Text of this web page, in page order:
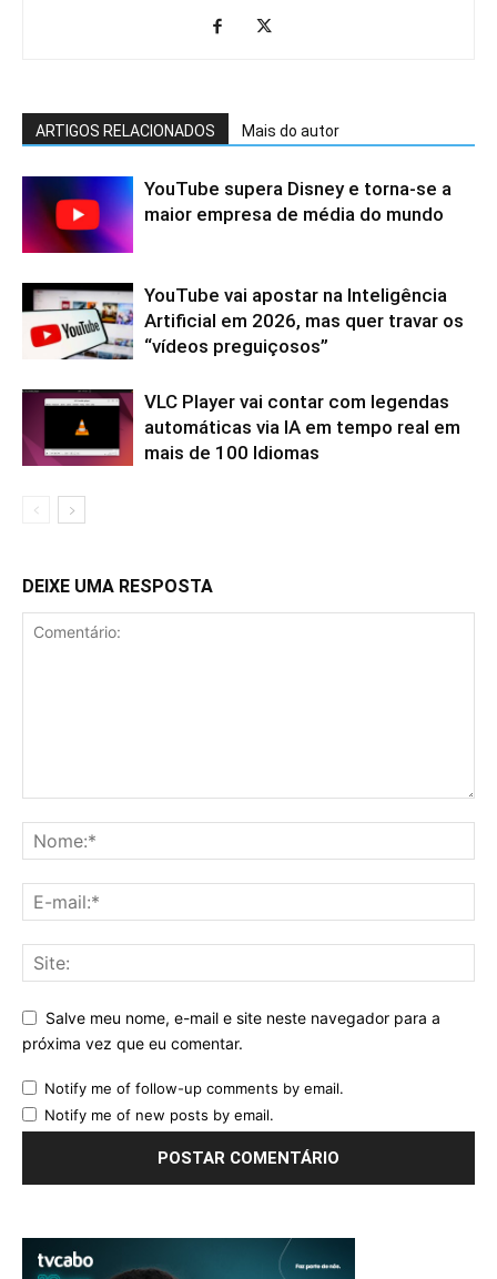
ARTIGOS RELACIONADOS Mais do autor
YouTube supera Disney e torna-se a
maior empresa de média do mundo
YouTube vai apostar na Inteligência
Artificial em 2026, mas quer travar os
“vídeos preguiçosos”
VLC Player vai contar com legendas
automáticas via IA em tempo real em
mais de 100 Idiomas
DEIXE UMA RESPOSTA
Salve meu nome, e-mail e site neste navegador para a
próxima vez que eu comentar.
Notify me of follow-up comments by email.
Notify me of new posts by email.